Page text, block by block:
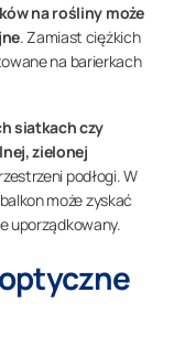
na rośliny może
. Zamiast ciężkich
na barierkach
siatkach czy
zielonej
podłogi. W
może zyskać
uporządkowany.